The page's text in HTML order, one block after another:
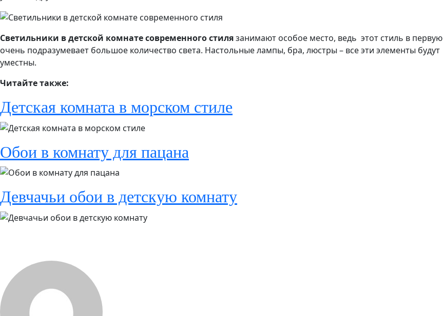
Светильники в детской комнате современногостилязанимают особое место, ведь этот стиль в первую
очень подразумевает большое количество света. Настольные лампы, бра, люстры – все эти элементы будут
уместны.
Читайте также:
Детская комната в морском стиле
Обои в комнату для пацана
Девчачьи обои в детскую комнату